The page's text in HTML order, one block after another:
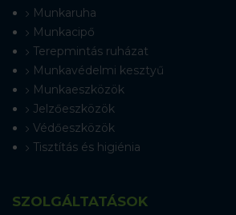
Munkaruha
Munkacipő
Terepmintás ruházat
Munkavédelmi kesztyű
Munkaeszközök
Jelzőeszközök
Védőeszközök
Tisztítás és higiénia
SZOLGÁLTATÁSOK